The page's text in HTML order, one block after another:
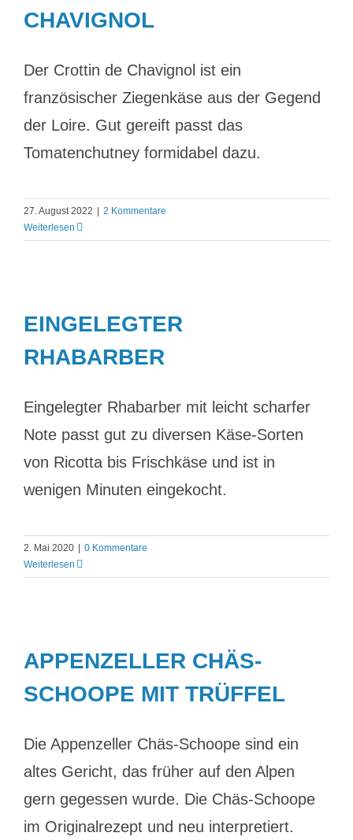
CHAVIGNOL
Der Crottin de Chavignol ist ein
französischer Ziegenkäse aus der Gegend
der Loire. Gut gereift passt das
Tomatenchutney formidabel dazu.
27. August 2022
2 Kommentare
Weiterlesen
EINGELEGTER
RHABARBER
Eingelegter Rhabarber mit leicht scharfer
Note passt gut zu diversen Käse-Sorten
von Ricotta bis Frischkäse und ist in
wenigen Minuten eingekocht.
2. Mai 2020
0 Kommentare
Weiterlesen
APPENZELLER CHÄS-
SCHOOPE MIT TRÜFFEL
Die Appenzeller Chäs-Schoope sind ein
altes Gericht, das früher auf den Alpen
gern gegessen wurde. Die Chäs-Schoope
im Originalrezept und neu interpretiert.